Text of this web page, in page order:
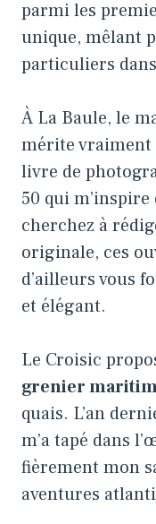
parmi les
unique, mêlant
particuliers
À La Baule, le
mérite vraiment
livre de
50 qui
cherchez à
originale, ces
d’ailleurs vous
et élégant.
Le Croisic
grenier
quais. L’an
m’a tapé dans
fièrement mon
aventures